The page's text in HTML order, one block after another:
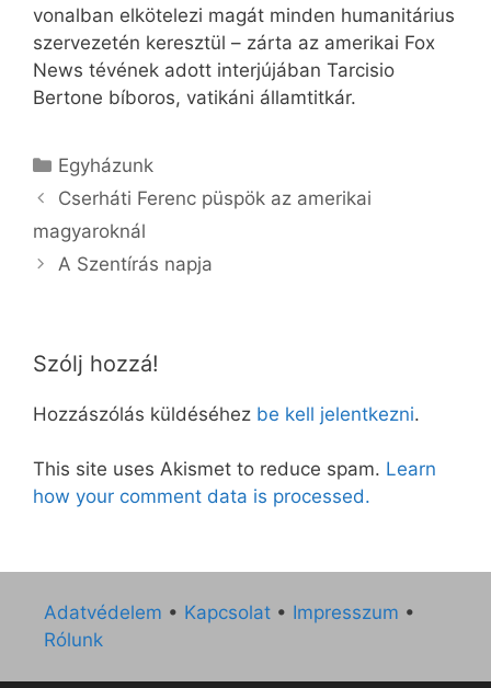
vonalban elkötelezi magát minden humanitárius
szervezetén keresztül – zárta az amerikai Fox
News tévének adott interjújában Tarcisio
Bertone bíboros, vatikáni államtitkár.
Kategória
Egyházunk
Cserháti Ferenc püspök az amerikai
magyaroknál
A Szentírás napja
Szólj hozzá!
Hozzászólás küldéséhez be kell jelentkezni.
This site uses Akismet to reduce spam. Learn
how your comment data is processed.
Adatvédelem • Kapcsolat • Impresszum •
Rólunk